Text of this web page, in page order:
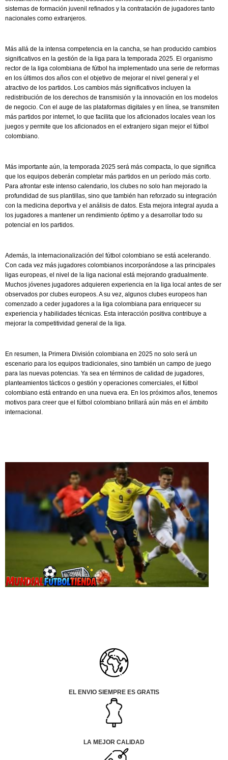
sistemas de formación juvenil refinados y la contratación de jugadores tanto
nacionales como extranjeros.
Más allá de la intensa competencia en la cancha, se han producido cambios
significativos en la gestión de la liga para la temporada 2025. El organismo
rector de la liga colombiana de fútbol ha implementado una serie de reformas
en los últimos dos años con el objetivo de mejorar el nivel general y el
atractivo de los partidos. Los cambios más significativos incluyen la
redistribución de los derechos de transmisión y la innovación en los modelos
de negocio. Con el auge de las plataformas digitales y en línea, se transmiten
más partidos por internet, lo que facilita que los aficionados locales vean los
juegos y permite que los aficionados en el extranjero sigan mejor el fútbol
colombiano.
Más importante aún, la temporada 2025 será más compacta, lo que significa
que los equipos deberán completar más partidos en un período más corto.
Para afrontar este intenso calendario, los clubes no solo han mejorado la
profundidad de sus plantillas, sino que también han reforzado su integración
con la medicina deportiva y el análisis de datos. Esta mejora integral ayuda a
los jugadores a mantener un rendimiento óptimo y a desarrollar todo su
potencial en los partidos.
Además, la internacionalización del fútbol colombiano se está acelerando.
Con cada vez más jugadores colombianos incorporándose a las principales
ligas europeas, el nivel de la liga nacional está mejorando gradualmente.
Muchos jóvenes jugadores adquieren experiencia en la liga local antes de ser
observados por clubes europeos. A su vez, algunos clubes europeos han
comenzado a ceder jugadores a la liga colombiana para enriquecer su
experiencia y habilidades técnicas. Esta interacción positiva contribuye a
mejorar la competitividad general de la liga.
En resumen, la Primera División colombiana en 2025 no solo será un
escenario para los equipos tradicionales, sino también un campo de juego
para las nuevas potencias. Ya sea en términos de calidad de jugadores,
planteamientos tácticos o gestión y operaciones comerciales, el fútbol
colombiano está entrando en una nueva era. En los próximos años, tenemos
motivos para creer que el fútbol colombiano brillará aún más en el ámbito
internacional.
EL ENVIO SIEMPRE ES GRATIS
LA MEJOR CALIDAD